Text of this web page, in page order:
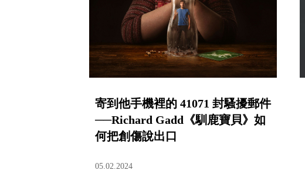
寄到他手機裡的 41071 封騷擾郵件
──Richard Gadd《馴鹿寶貝》如
何把創傷說出口
05.02.2024